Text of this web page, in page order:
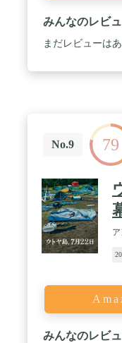
みんなのレビ
まだレビューは
No.9 79
みんなのレビ